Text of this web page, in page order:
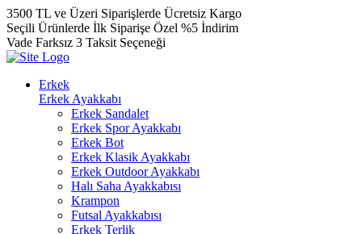
3500 TL ve Üzeri Siparişlerde Ücretsiz Kargo
Seçili Ürünlerde İlk Siparişe Özel %5 İndirim
Vade Farksız 3 Taksit Seçeneği
Erkek
Erkek Ayakkabı
Erkek Sandalet
Erkek Spor Ayakkabı
Erkek Bot
Erkek Klasik Ayakkabı
Erkek Outdoor Ayakkabı
Halı Saha Ayakkabısı
Krampon
Futsal Ayakkabısı
Erkek Terlik